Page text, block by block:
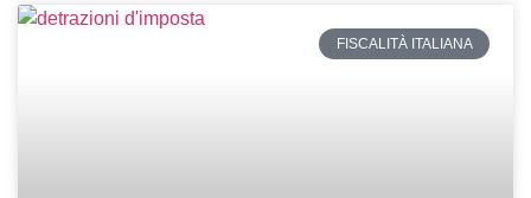
FISCALITÀ ITALIANA